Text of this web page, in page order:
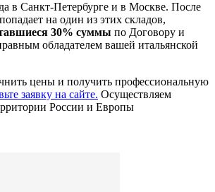
в Санкт-Петербурге и в Москве. После
на один из этих складов,
30% суммы по Договору и
обладателем вашей итальянской
цены и получить профессиональную
заявку на сайте. Осуществляем
России и Европы